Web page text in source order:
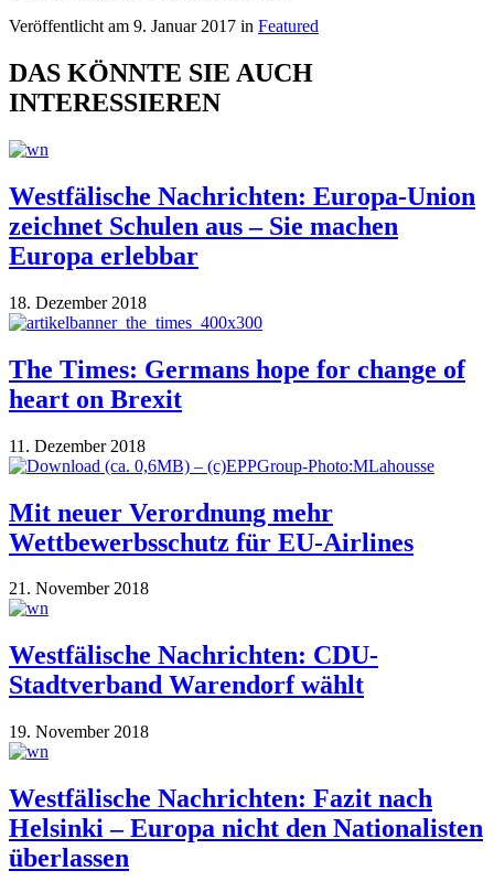
Veröffentlicht am 9. Januar 2017 in Featured
DAS KÖNNTE SIE AUCH
INTERESSIEREN
Westfälische Nachrichten: Europa-Union
zeichnet Schulen aus – Sie machen
Europa erlebbar
18. Dezember 2018
The Times: Germans hope for change of
heart on Brexit
11. Dezember 2018
Mit neuer Verordnung mehr
Wettbewerbsschutz für EU-Airlines
21. November 2018
Westfälische Nachrichten: CDU-
Stadtverband Warendorf wählt
19. November 2018
Westfälische Nachrichten: Fazit nach
Helsinki – Europa nicht den Nationalisten
überlassen